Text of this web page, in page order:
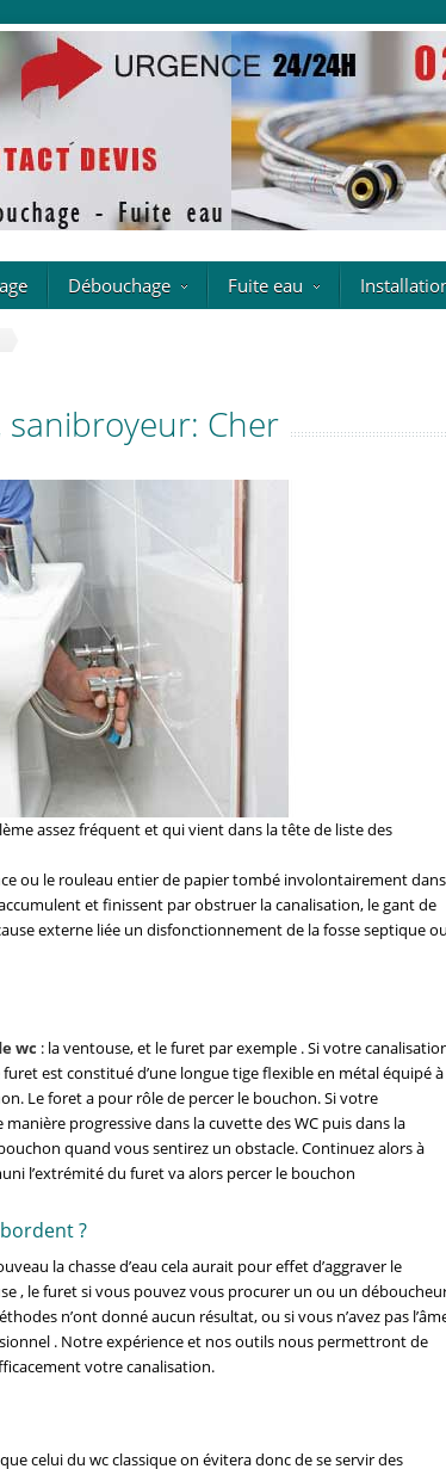
Débouchage Fuite eau
Cher
assez fréquent et qui vient dans la tête de liste des
ou le rouleau entier de papier tombé involontairement dans
et finissent par obstruer la canalisation, le gant de
externe liée un disfonctionnement de la fosse septique
wc : la ventouse, et le furet par exemple . Si votre
est constitué d’une longue tige flexible en métal équipé à
Le foret a pour rôle de percer le bouchon. Si votre
progressive dans la cuvette des WC puis dans la
quand vous sentirez un obstacle. Continuez alors à
l’extrémité du furet va alors percer le bouchon
?
la chasse d’eau cela aurait pour effet d’aggraver le
, le furet si vous pouvez vous procurer un ou un
n’ont donné aucun résultat, ou si vous n’avez pas
. Notre expérience et nos outils nous permettront de
votre canalisation.
celui du wc classique on évitera donc de se servir des